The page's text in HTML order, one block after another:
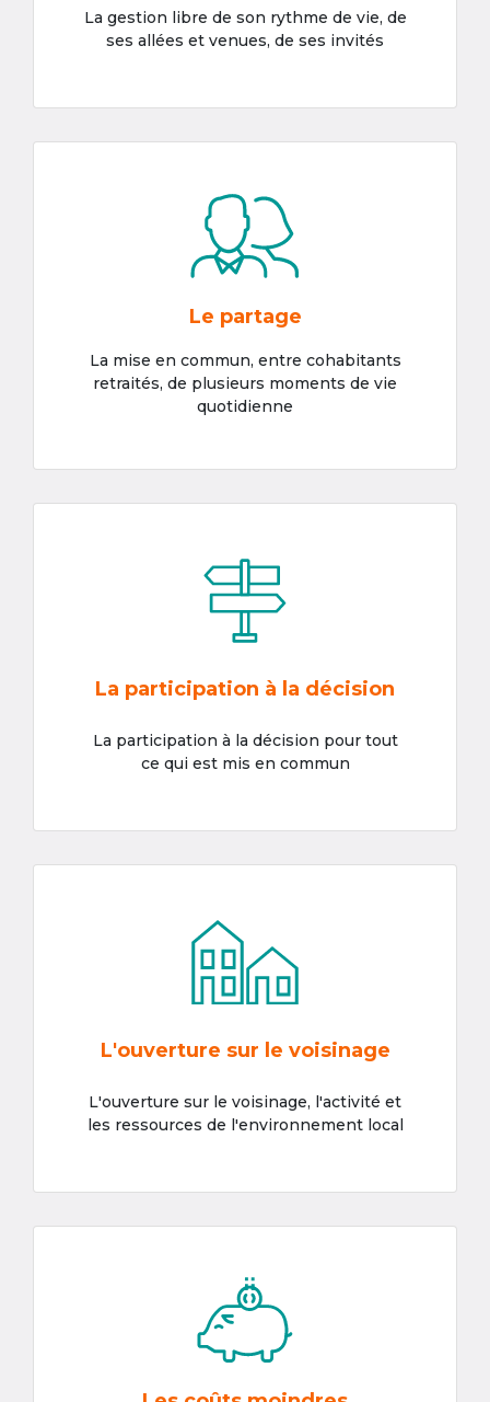
La gestion libre de son rythme de vie, de
ses allées et venues, de ses invités
Le partage
La mise en commun, entre cohabitants
retraités, de plusieurs moments de vie
quotidienne
La participation à la décision
La participation à la décision pour tout
ce qui est mis en commun
L'ouverture sur le voisinage
L'ouverture sur le voisinage, l'activité et
les ressources de l'environnement local